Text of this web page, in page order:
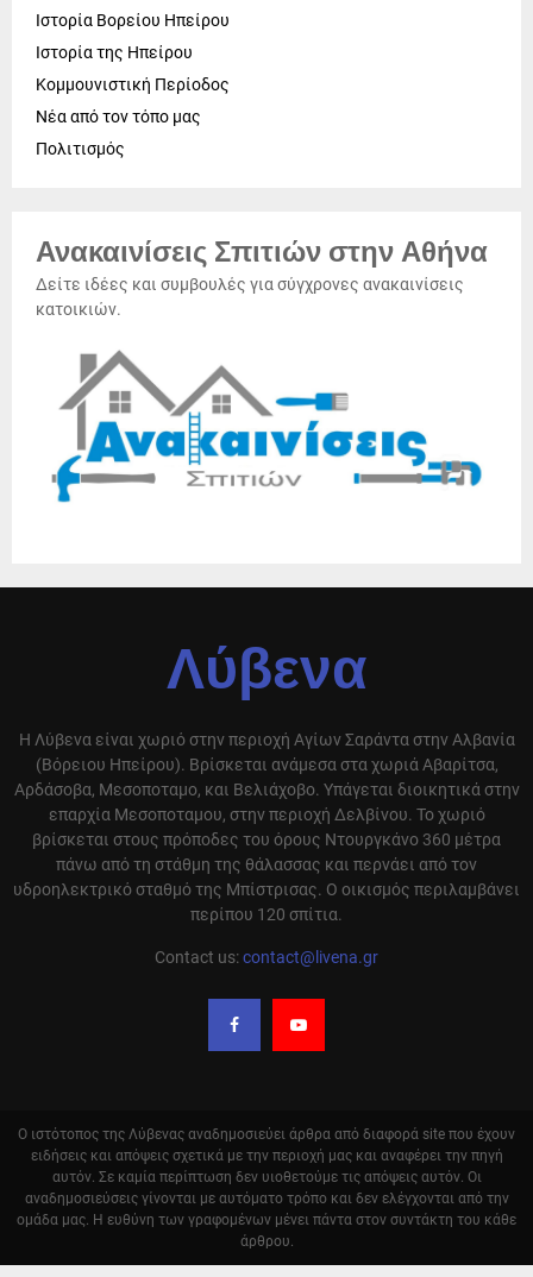
Ιστορία Βορείου Ηπείρου
Ιστορία της Ηπείρου
Κομμουνιστική Περίοδος
Νέα από τον τόπο μας
Πολιτισμός
Ανακαινίσεις Σπιτιών στην Αθήνα
Δείτε ιδέες και συμβουλές για σύγχρονες ανακαινίσεις
κατοικιών.
Λύβενα
Η Λύβενα είναι χωριό στην περιοχή Αγίων Σαράντα στην Αλβανία
(Βόρειου Ηπείρου). Βρίσκεται ανάμεσα στα χωριά Αβαρίτσα,
Αρδάσοβα, Μεσοποταμο, και Βελιάχοβο. Υπάγεται διοικητικά στην
επαρχία Μεσοποταμου, στην περιοχή Δελβίνου. Το χωριό
βρίσκεται στους πρόποδες του όρους Ντουργκάνο 360 μέτρα
πάνω από τη στάθμη της θάλασσας και περνάει από τον
υδροηλεκτρικό σταθμό της Μπίστρισας. Ο οικισμός περιλαμβάνει
περίπου 120 σπίτια.
Contact us:contact@livena.gr
Ο ιστότοπος της Λύβενας αναδημοσιεύει άρθρα από διαφορά site που έχουν
ειδήσεις και απόψεις σχετικά με την περιοχή μας και αναφέρει την πηγή
αυτόν. Σε καμία περίπτωση δεν υιοθετούμε τις απόψεις αυτόν. Οι
αναδημοσιεύσεις γίνονται με αυτόματο τρόπο και δεν ελέγχονται από την
ομάδα μας. Η ευθύνη των γραφομένων μένει πάντα στον συντάκτη του κάθε
άρθρου.